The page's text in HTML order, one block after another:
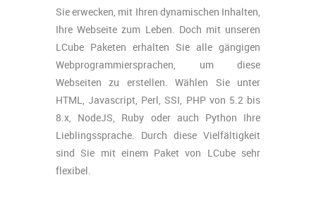
Sie erwecken, mit Ihren dynamischen Inhalten,
Ihre Webseite zum Leben. Doch mit unseren
LCube Paketen erhalten Sie alle gängigen
Webprogrammiersprachen, um diese
Webseiten zu erstellen. Wählen Sie unter
HTML, Javascript, Perl, SSI, PHP von 5.2 bis
8.x, NodeJS, Ruby oder auch Python Ihre
Lieblingssprache. Durch diese Vielfältigkeit
sind Sie mit einem Paket von LCube sehr
flexibel.